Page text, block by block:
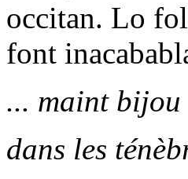
occitan. Lo
font
... maint bijou
dans les